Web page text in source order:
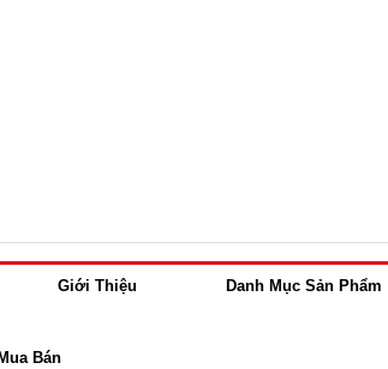
Giới Thiệu Danh Mục Sản Phẩm
Bán